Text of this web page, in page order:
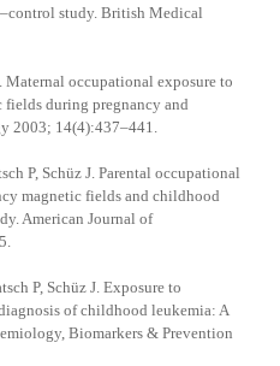
study. British Medical
Maternal occupational exposure to
during pregnancy and
2003; 14(4):437–441.
P, Schüz J. Parental occupational
magnetic fields and childhood
American Journal of
P, Schüz J. Exposure to
of childhood leukemia: A
Biomarkers & Prevention